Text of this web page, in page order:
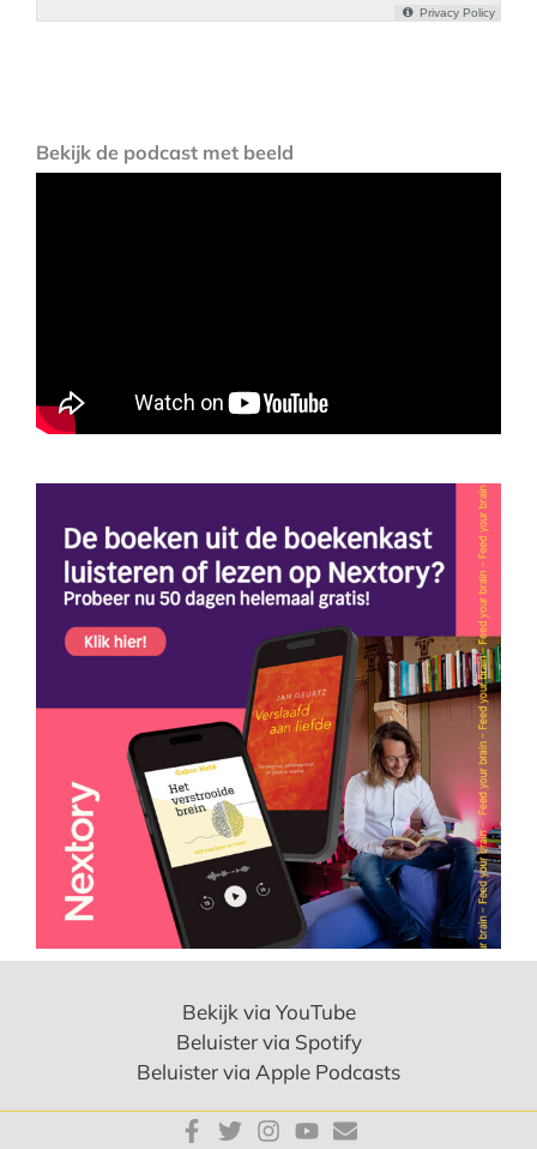
Bekijk de podcast met beeld
Bekijk via YouTube
Beluister via Spotify
Beluister via Apple Podcasts